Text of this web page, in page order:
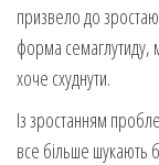
призвело до
форма семаглутиду,
хоче схуднути.
Із зростанням
все більше шукають